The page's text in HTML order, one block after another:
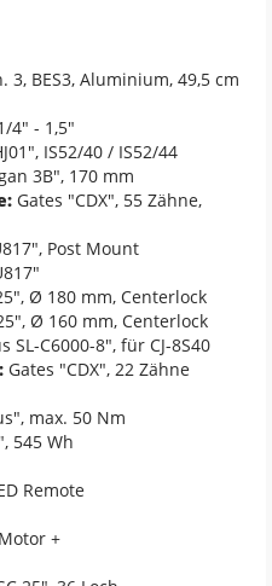
3, BES3, Aluminium, 49,5 cm
4" - 1,5"
IS52/40 / IS52/44
3B", 170 mm
Gates "CDX", 55 Zähne,
Post Mount
Ø 180 mm, Centerlock
Ø 160 mm, Centerlock
SL-C6000-8", für CJ-8S40
Gates "CDX", 22 Zähne
max. 50 Nm
545 Wh
Remote
+